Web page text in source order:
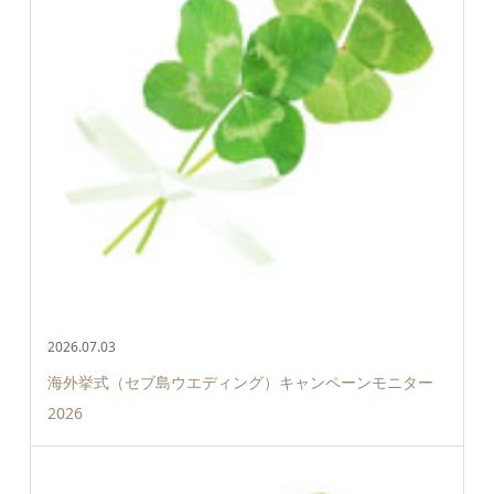
2026.07.03
海外挙式（セブ島ウエディング）キャンペーンモニター
2026